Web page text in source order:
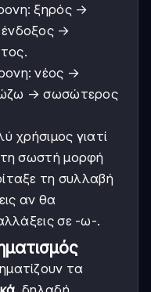
ξηρός →
→
νέος →
→ σωσώτερος
χρήσιμος γιατί
τη σωστή μορφή
τη συλλαβή
αν θα
σε -ω-.
τα